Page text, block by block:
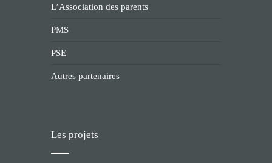
L’Association des parents
PMS
PSE
Autres partenaires
Les projets